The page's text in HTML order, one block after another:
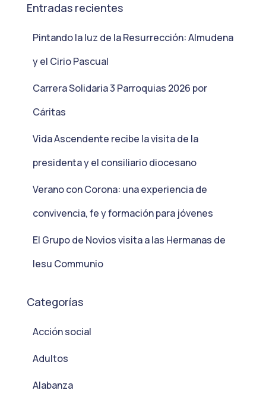
Entradas recientes
Pintando la luz de la Resurrección: Almudena
y el Cirio Pascual
Carrera Solidaria 3 Parroquias 2026 por
Cáritas
Vida Ascendente recibe la visita de la
presidenta y el consiliario diocesano
Verano con Corona: una experiencia de
convivencia, fe y formación para jóvenes
El Grupo de Novios visita a las Hermanas de
Iesu Communio
Categorías
Acción social
Adultos
Alabanza